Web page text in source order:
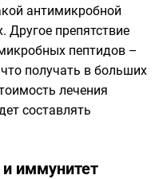
антимикробной
Другое препятствие
пептидов –
получать в больших
лечения
составлять
иммунитет